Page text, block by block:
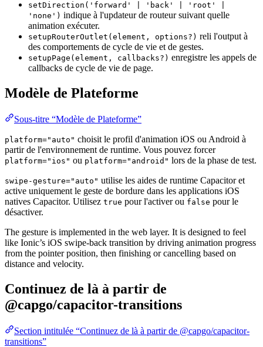
setDirection('forward' | 'back' | 'root' |
'none') indique à l'updateur de routeur suivant quelle
animation exécuter.
setupRouterOutlet(element, options?) reli l'output à
des comportements de cycle de vie et de gestes.
setupPage(element, callbacks?) enregistre les appels de
callbacks de cycle de vie de page.
Modèle de Plateforme
Sous-titre “Modèle de Plateforme”
platform="auto" choisit le profil d'animation iOS ou Android à
partir de l'environnement de runtime. Vous pouvez forcer
platform="ios" ou platform="android" lors de la phase de test.
swipe-gesture="auto" utilise les aides de runtime Capacitor et
active uniquement le geste de bordure dans les applications iOS
natives Capacitor. Utilisez true pour l'activer ou false pour le
désactiver.
The gesture is implemented in the web layer. It is designed to feel
like Ionic’s iOS swipe-back transition by driving animation progress
from the pointer position, then finishing or cancelling based on
distance and velocity.
Continuez de là à partir de
@capgo/capacitor-transitions
Section intitulée “Continuez de là à partir de @capgo/capacitor-
transitions”